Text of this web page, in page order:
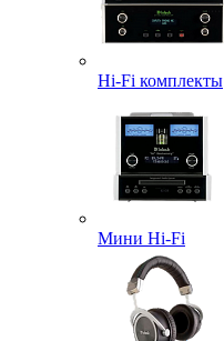
Hi-Fi комплекты
Мини Hi-Fi